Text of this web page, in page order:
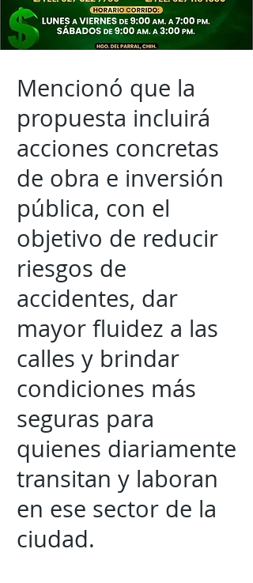
Mencionó que la
propuesta incluirá
acciones concretas
de obra e inversión
pública, con el
objetivo de reducir
riesgos de
accidentes, dar
mayor fluidez a las
calles y brindar
condiciones más
seguras para
quienes diariamente
transitan y laboran
en ese sector de la
ciudad.